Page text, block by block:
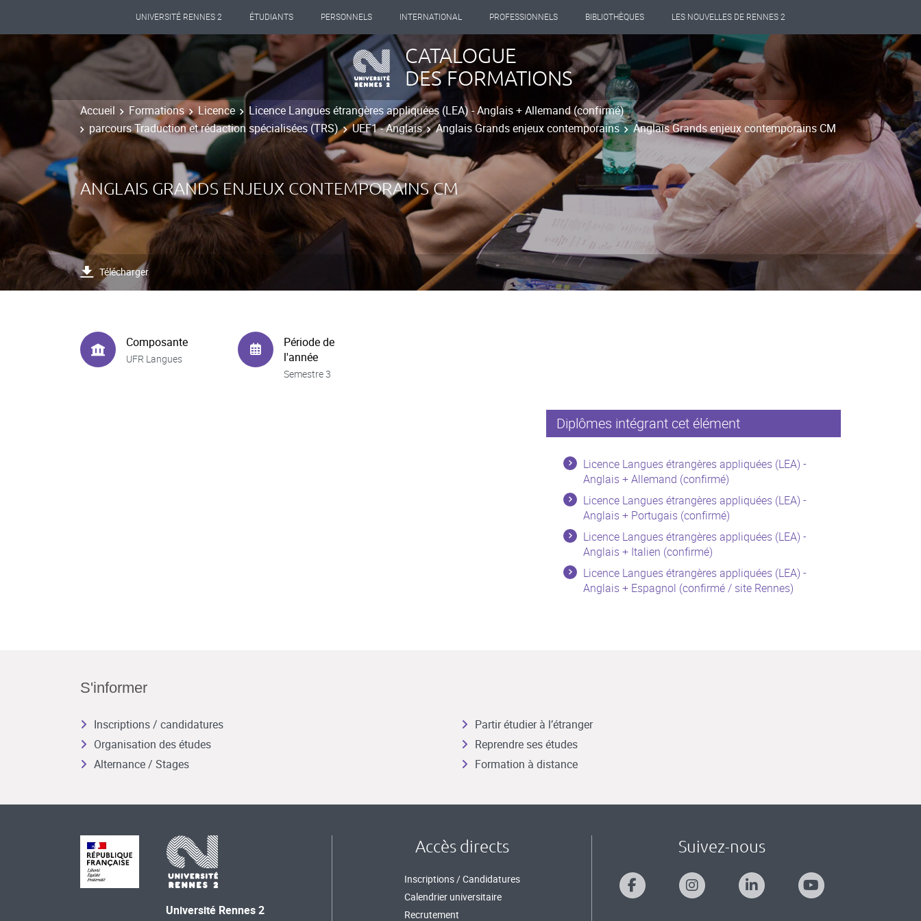
UNIVERSITÉ RENNES 2 ÉTUDIANTS PERSONNELS INTERNATIONAL PROFESSIONNELS BIBLIOTHÈQUES LES NOUVELLES DE RENNES 2
CATALOGUE
DES FORMATIONS
Accueil Formations Licence
Licence Langues étrangères appliquées (LEA) - Anglais + Allemand (confirmé)
parcours Traduction et rédaction spécialisées (TRS)
UEF1 - Anglais Anglais Grands enjeux contemporains Anglais Grands enjeux contemporains CM
ANGLAIS GRANDS ENJEUX CONTEMPORAINS CM
Télécharger
Composante
UFR Langues
Période de
l'année
Semestre 3
Diplômes intégrant cet élément
Licence Langues étrangères appliquées (LEA) -
Anglais + Allemand (confirmé)
Licence Langues étrangères appliquées (LEA) -
Anglais + Portugais (confirmé)
Licence Langues étrangères appliquées (LEA) -
Anglais + Italien (confirmé)
Licence Langues étrangères appliquées (LEA) -
Anglais + Espagnol (confirmé / site Rennes)
S'informer
Inscriptions / candidatures
Organisation des études
Alternance / Stages
Partir étudier à l’étranger
Reprendre ses études
Formation à distance
Université Rennes 2
Accès directs
Inscriptions / Candidatures
Calendrier universitaire
Recrutement
Suivez-nous